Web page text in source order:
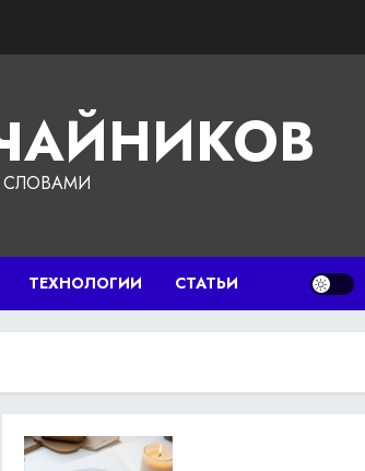
СЛОВАМИ
ТЕХНОЛОГИИ СТАТЬИ